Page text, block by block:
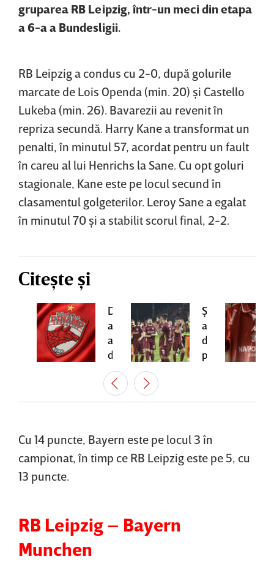
gruparea RB Leipzig, într-un meci din etapa
a 6-a a Bundesligii.
RB Leipzig a condus cu 2-0, după golurile
marcate de Lois Openda (min. 20) şi Castello
Lukeba (min. 26). Bavarezii au revenit în
repriza secundă. Harry Kane a transformat un
penalti, în minutul 57, acordat pentru un fault
în careu al lui Henrichs la Sane. Cu opt goluri
stagionale, Kane este pe locul secund în
clasamentul golgeterilor. Leroy Sane a egalat
în minutul 70 şi a stabilit scorul final, 2-2.
Citește și
Daniel
Pancu
un
la
Dinamo:
"E
tot!"
Dinamo
a
anunţat
două
transferuri
înainte
de
cu
Rapid
Şumudică
a
dat
primul
CFR
plecat
pe
Cu 14 puncte, Bayern este pe locul 3 în
campionat, în timp ce RB Leipzig este pe 5, cu
13 puncte.
RB Leipzig – Bayern
Munchen